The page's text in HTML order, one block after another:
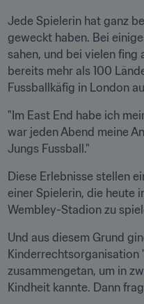
Jede Spielerin hat ganz
geweckt haben. Bei
sahen, und bei vielen fing
bereits mehr als 100
Fussballkäfig in London
"Im East End habe ich
war jeden Abend meine
Jungs Fussball."
Diese Erlebnisse stellen
einer Spielerin, die heute
Wembley-Stadion zu
Und aus diesem Grund
Kinderrechtsorganisation
zusammengetan, um in
Kindheit kannte. Dann